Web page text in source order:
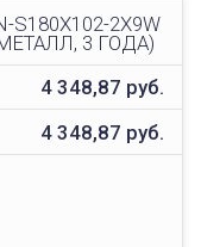
2X9W
МЕТАЛЛ, 3 ГОДА)
4 348,87 руб.
4 348,87 руб.